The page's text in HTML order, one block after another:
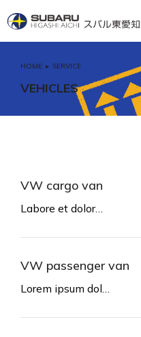
You are here:
HOME SERVICE
VEHICLES
VW cargo van
Labore et dolor…
VW passenger van
Lorem ipsum dol…